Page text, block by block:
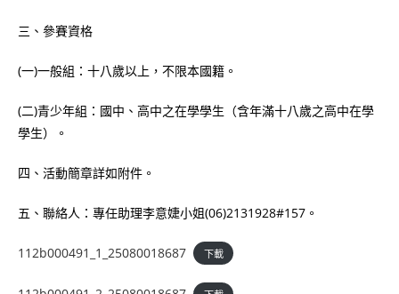
三、參賽資格
(一)一般組：十八歲以上，不限本國籍。
(二)青少年組：國中、高中之在學學生（含年滿十八歲之高中在學
學生）。
四、活動簡章詳如附件。
五、聯絡人：專任助理李意婕小姐(06)2131928#157。
112b000491_1_25080018687 下載